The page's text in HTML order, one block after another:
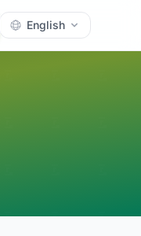
English